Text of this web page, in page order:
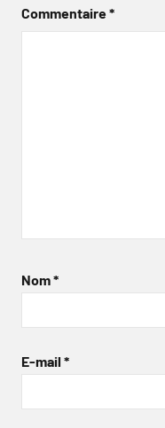
Commentaire*
Nom*
E-mail *